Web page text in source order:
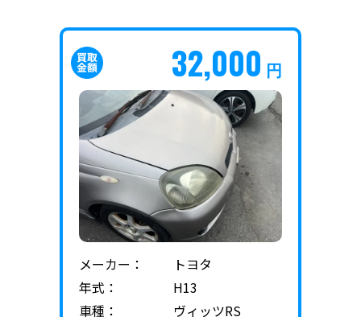
32,000 円
メーカー：
トヨタ
年式：
H13
車種：
ヴィッツRS